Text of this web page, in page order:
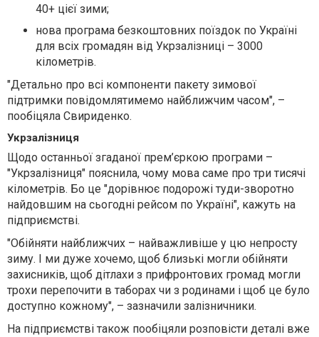
40+ цієї зими;
нова програма безкоштовних поїздок по Україні
для всіх громадян від Укрзалізниці – 3000
кілометрів.
"Детально про всі компоненти пакету зимової
підтримки повідомлятимемо найближчим часом", –
пообіцяла Свириденко.
Укрзалізниця
Щодо останньої згаданої прем’єркою програми –
"Укрзалізниця" пояснила, чому мова саме про три тисячі
кілометрів. Бо це "дорівнює подорожі туди-зворотно
найдовшим на сьогодні рейсом по Україні", кажуть на
підприємстві.
"Обійняти найближчих – найважливіше у цю непросту
зиму. І ми дуже хочемо, щоб близькі могли обійняти
захисників, щоб дітлахи з прифронтових громад могли
трохи перепочити в таборах чи з родинами і щоб це було
доступно кожному", – зазначили залізничники.
На підприємстві також пообіцяли розповісти деталі вже